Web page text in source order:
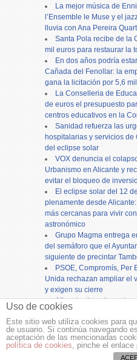
La mejor música de
l’Ensemble le Muse y el
lluvia con Ana Pereira
Santa Pola recibe de la
mil euros para restaurar la
En dos años podría
Cañada del Fenollar: la
gana la licitación por 5,6
La Conselleria de
de euros el presupuesto
centros educativos en la
Sanidad refuerza las
hospitalarias y servicios de
del eclipse solar
VOX denuncia el
Urbanismo en Alicante y
evitar el bloqueo de
El eclipse solar del 12
plenamente desde
más cercanas para vivir
astronómico
Grupo Magma entrega
del semáforo que el
siguiente de precintar
PSOE, Compromís, Per
Unida rechazan ampliar el
y exigen su cierre
Alicante cierra los actos
Virgen del Remedio, con
Copyright ©12tvy
Uso de cookies
Este sitio web utiliza cookies para
de usuario. Si continúa navegando
aceptación de las mencionadas
política de cookies, pinche el enlace